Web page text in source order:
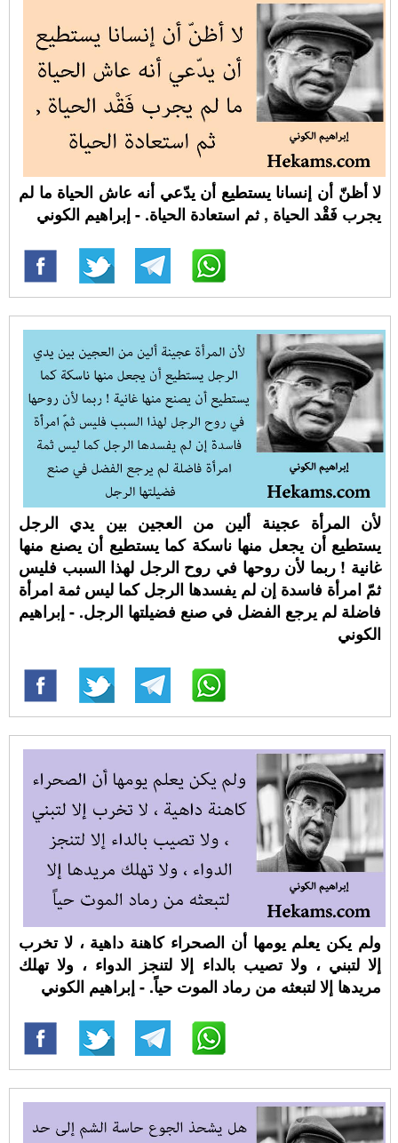
لا أظنّ أن إنسانا يستطيع أن يدّعي أنه عاش الحياة ما لم
يجرب فَقْد الحياة , ثم استعادة الحياة. - إبراهيم الكوني
لأن المرأة عجينة ألين من العجين بين يدي الرجل
يستطيع أن يجعل منها ناسكة كما يستطيع أن يصنع منها
غانية ! ربما لأن روحها في روح الرجل لهذا السبب فليس
ثمّ امرأة فاسدة إن لم يفسدها الرجل كما ليس ثمة امرأة
فاضلة لم يرجع الفضل في صنع فضيلتها الرجل. - إبراهيم
الكوني
ولم يكن يعلم يومها أن الصحراء كاهنة داهية ، لا تخرب
إلا لتبني ، ولا تصيب بالداء إلا لتنجز الدواء ، ولا تهلك
مريدها إلا لتبعثه من رماد الموت حياً. - إبراهيم الكوني